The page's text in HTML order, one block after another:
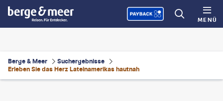
MENÜ
Berge & Meer
Suchergebnisse
Erleben Sie das Herz Lateinamerikas hautnah